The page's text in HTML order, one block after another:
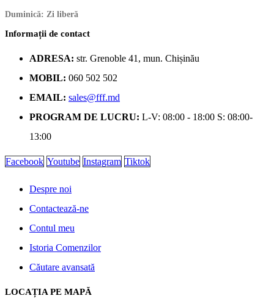
Duminică: Zi liberă
Informații de contact
ADRESA: str. Grenoble 41, mun. Chișinău
MOBIL: 060 502 502
EMAIL: sales@fff.md
PROGRAM DE LUCRU: L-V: 08:00 - 18:00 S: 08:00-
13:00
Facebook Youtube Instagram Tiktok
Despre noi
Contactează-ne
Contul meu
Istoria Comenzilor
Căutare avansată
LOCAȚIA PE MAPĂ